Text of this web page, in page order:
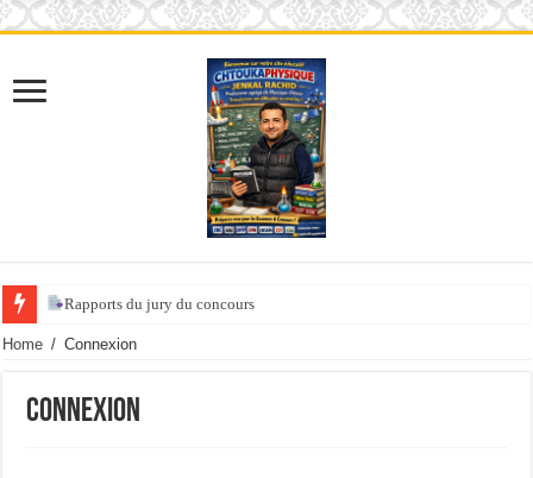
Rapports du jury du concours de l’ agrégat
Home / Connexion
Connexion